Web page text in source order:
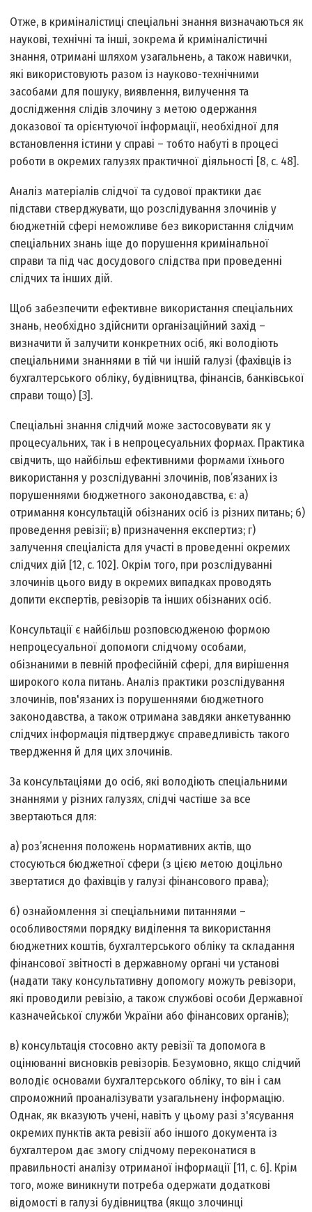
Отже, в криміналістиці спеціальні знання визначаються як
наукові, технічні та інші, зокрема й криміналістичні
знання, отримані шляхом узагальнень, а також навички,
які використовують разом із науково-технічними
засобами для пошуку, виявлення, вилучення та
дослідження слідів злочину з метою одержання
доказової та орієнтуючої інформації, необхідної для
встановлення істини у справі – тобто набуті в процесі
роботи в окремих галузях практичної діяльності [8, с. 48].
Аналіз матеріалів слідчої та судової практики дає
підстави стверджувати, що розслідування злочинів у
бюджетній сфері неможливе без використання слідчим
спеціальних знань іще до порушення кримінальної
справи та під час досудового слідства при проведенні
слідчих та інших дій.
Щоб забезпечити ефективне використання спеціальних
знань, необхідно здійснити організаційний захід –
визначити й залучити конкретних осіб, які володіють
спеціальними знаннями в тій чи іншій галузі (фахівців із
бухгалтерського обліку, будівництва, фінансів, банківської
справи тощо) [3].
Спеціальні знання слідчий може застосовувати як у
процесуальних, так і в непроцесуальних формах. Практика
свідчить, що найбільш ефективними формами їхнього
використання у розслідуванні злочинів, пов’язаних із
порушеннями бюджетного законодавства, є: а)
отримання консультацій обізнаних осіб із різних питань; б)
проведення ревізії; в) призначення експертиз; г)
залучення спеціаліста для участі в проведенні окремих
слідчих дій [12, с. 102]. Окрім того, при розслідуванні
злочинів цього виду в окремих випадках проводять
допити експертів, ревізорів та інших обізнаних осіб.
Консультації є найбільш розповсюдженою формою
непроцесуальної допомоги слідчому особами,
обізнаними в певній професійній сфері, для вирішення
широкого кола питань. Аналіз практики розслідування
злочинів, пов'язаних із порушеннями бюджетного
законодавства, а також отримана завдяки анкетуванню
слідчих інформація підтверджує справедливість такого
твердження й для цих злочинів.
За консультаціями до осіб, які володіють спеціальними
знаннями у різних галузях, слідчі частіше за все
звертаються для:
а) роз’яснення положень нормативних актів, що
стосуються бюджетної сфери (з цією метою доцільно
звертатися до фахівців у галузі фінансового права);
б) ознайомлення зі спеціальними питаннями –
особливостями порядку виділення та використання
бюджетних коштів, бухгалтерського обліку та складання
фінансової звітності в державному органі чи установі
(надати таку консультативну допомогу можуть ревізори,
які проводили ревізію, а також службові особи Державної
казначейської служби України або фінансових органів);
в) консультація стосовно акту ревізії та допомога в
оцінюванні висновків ревізорів. Безумовно, якщо слідчий
володіє основами бухгалтерського обліку, то він і сам
спроможний проаналізувати узагальнену інформацію.
Однак, як вказують учені, навіть у цьому разі з'ясування
окремих пунктів акта ревізії або іншого документа із
бухгалтером дає змогу слідчому переконатися в
правильності аналізу отриманої інформації [11, с. 6]. Крім
того, може виникнути потреба одержати додаткові
відомості в галузі будівництва (якщо злочинці